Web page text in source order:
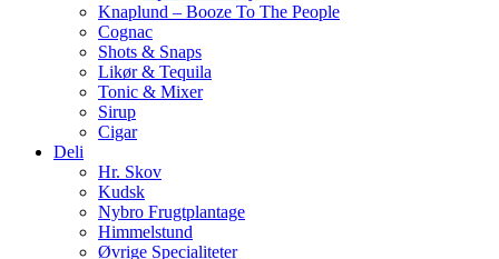
Knaplund – Booze To The People
Cognac
Shots & Snaps
Likør & Tequila
Tonic & Mixer
Sirup
Cigar
Deli
Hr. Skov
Kudsk
Nybro Frugtplantage
Himmelstund
Øvrige Specialiteter